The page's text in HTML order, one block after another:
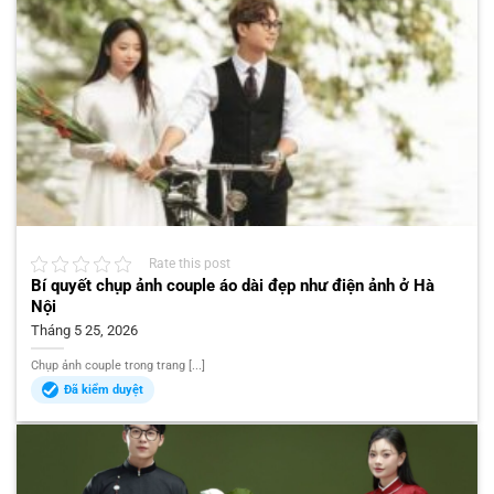
Rate this post
Bí quyết chụp ảnh couple áo dài đẹp như điện ảnh ở Hà
Nội
Tháng 5 25, 2026
Chụp ảnh couple trong trang [...]
Đã kiểm duyệt